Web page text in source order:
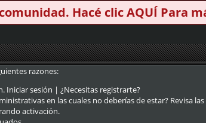
Hacé clicAQUÍ Para
razones:
Iniciar sesión | ¿Necesitas registrarte?
en las cuales no deberías de estar? Revisa
activación.